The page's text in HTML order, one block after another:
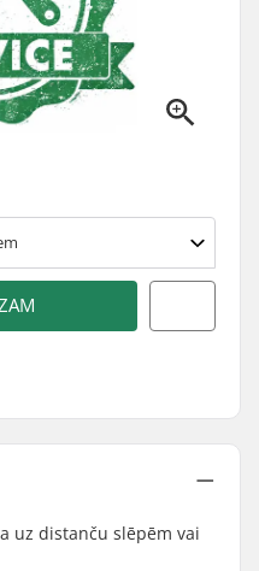
uz distanču slēpēm vai